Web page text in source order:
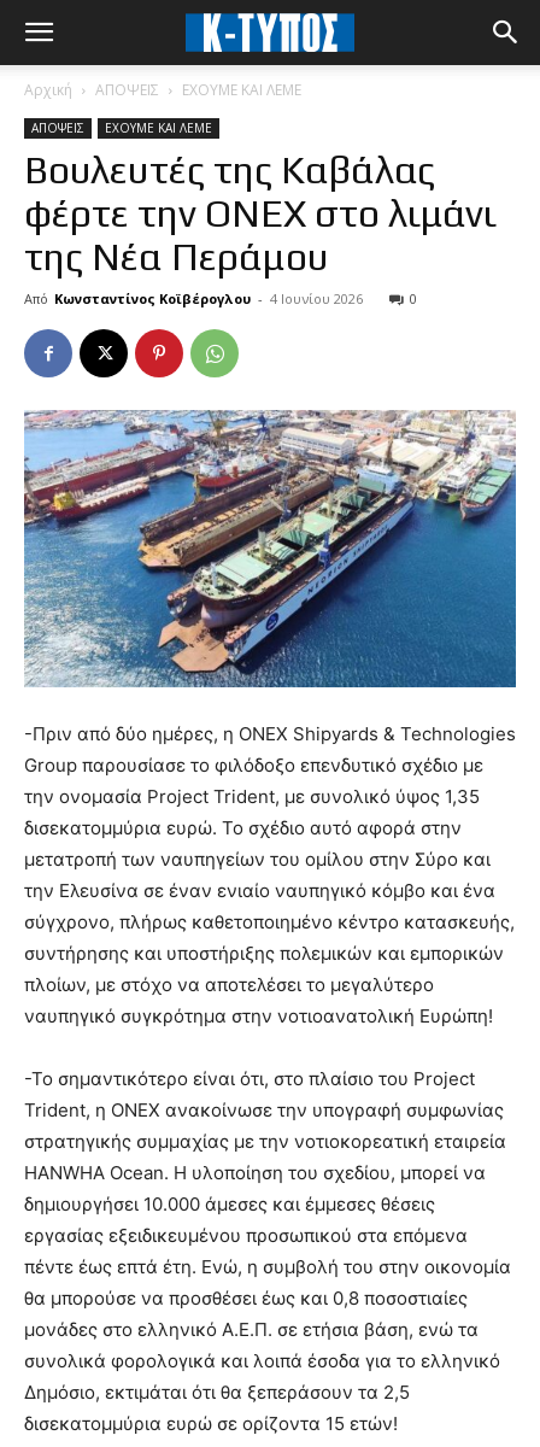
Αρχική ΑΠΟΨΕΙΣ ΕΧΟΥΜΕ ΚΑΙ ΛΕΜΕ
ΑΠΟΨΕΙΣ ΕΧΟΥΜΕ ΚΑΙ ΛΕΜΕ
Βουλευτές της Καβάλας
φέρτε την ONEX στο λιμάνι
της Νέα Περάμου
Από Κωνσταντίνος Κοϊβέρογλου - 4 Ιουνίου 2026 0
-Πριν από δύο ημέρες, η ONEX Shipyards & Technologies
Group παρουσίασε το φιλόδοξο επενδυτικό σχέδιο με
την ονομασία Project Trident, με συνολικό ύψος 1,35
δισεκατομμύρια ευρώ. Το σχέδιο αυτό αφορά στην
μετατροπή των ναυπηγείων του ομίλου στην Σύρο και
την Ελευσίνα σε έναν ενιαίο ναυπηγικό κόμβο και ένα
σύγχρονο, πλήρως καθετοποιημένο κέντρο κατασκευής,
συντήρησης και υποστήριξης πολεμικών και εμπορικών
πλοίων, με στόχο να αποτελέσει το μεγαλύτερο
ναυπηγικό συγκρότημα στην νοτιοανατολική Ευρώπη!
-Το σημαντικότερο είναι ότι, στο πλαίσιο του Project
Trident, η ONEX ανακοίνωσε την υπογραφή συμφωνίας
στρατηγικής συμμαχίας με την νοτιοκορεατική εταιρεία
HANWHA Ocean. Η υλοποίηση του σχεδίου, μπορεί να
δημιουργήσει 10.000 άμεσες και έμμεσες θέσεις
εργασίας εξειδικευμένου προσωπικού στα επόμενα
πέντε έως επτά έτη. Ενώ, η συμβολή του στην οικονομία
θα μπορούσε να προσθέσει έως και 0,8 ποσοστιαίες
μονάδες στο ελληνικό Α.Ε.Π. σε ετήσια βάση, ενώ τα
συνολικά φορολογικά και λοιπά έσοδα για το ελληνικό
Δημόσιο, εκτιμάται ότι θα ξεπεράσουν τα 2,5
δισεκατομμύρια ευρώ σε ορίζοντα 15 ετών!